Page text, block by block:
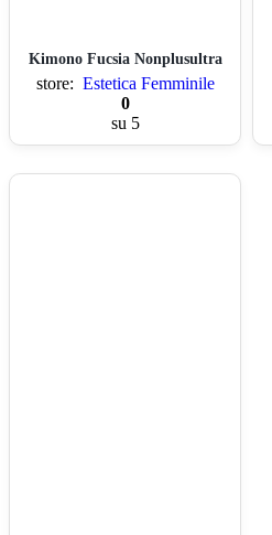
Kimono Fucsia Nonplusultra
store: Estetica Femminile
0
su 5